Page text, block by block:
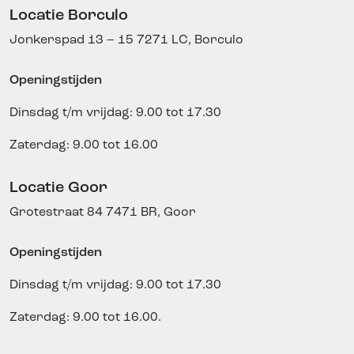
Locatie Borculo
Jonkerspad 13 – 15 7271 LC, Borculo
Openingstijden
Dinsdag t/m vrijdag: 9.00 tot 17.30
Zaterdag: 9.00 tot 16.00
Locatie Goor
Grotestraat 84 7471 BR, Goor
Openingstijden
Dinsdag t/m vrijdag: 9.00 tot 17.30
Zaterdag: 9.00 tot 16.00.